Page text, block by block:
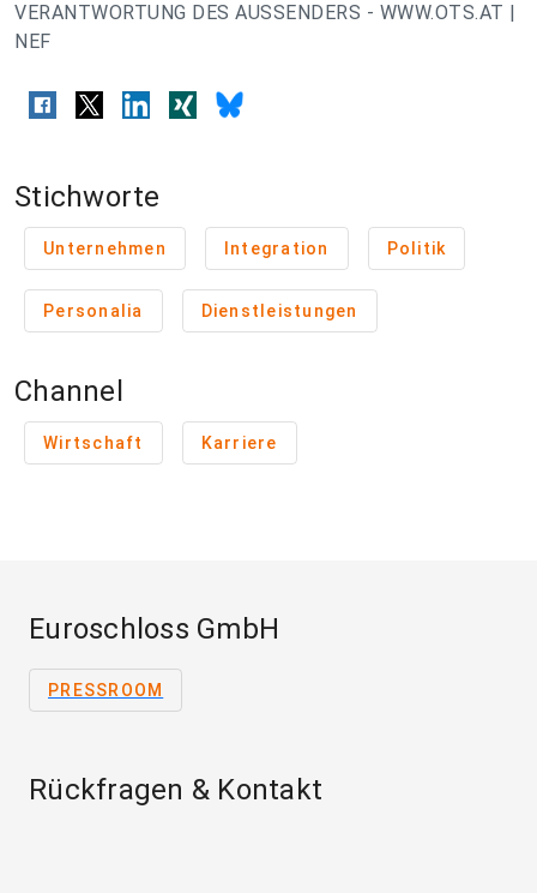
VERANTWORTUNG DES AUSSENDERS - WWW.OTS.AT |
NEF
Stichworte
Unternehmen Integration Politik
Personalia Dienstleistungen
Channel
Wirtschaft Karriere
Euroschloss GmbH
PRESSROOM
Rückfragen & Kontakt